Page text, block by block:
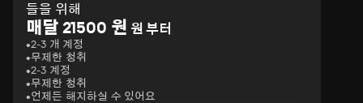
들을 위해
매달 21500 원 원 부터
2-3 개 계정
무제한 청취
2-3 계정
무제한 청취
언제든 해지하실 수 있어요